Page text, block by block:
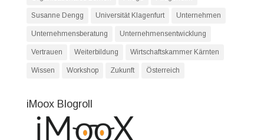
Susanne Dengg Universität Klagenfurt Unternehmen
Unternehmensberatung Unternehmensentwicklung
Vertrauen Weiterbildung Wirtschaftskammer Kärnten
Wissen Workshop Zukunft Österreich
iMoox Blogroll